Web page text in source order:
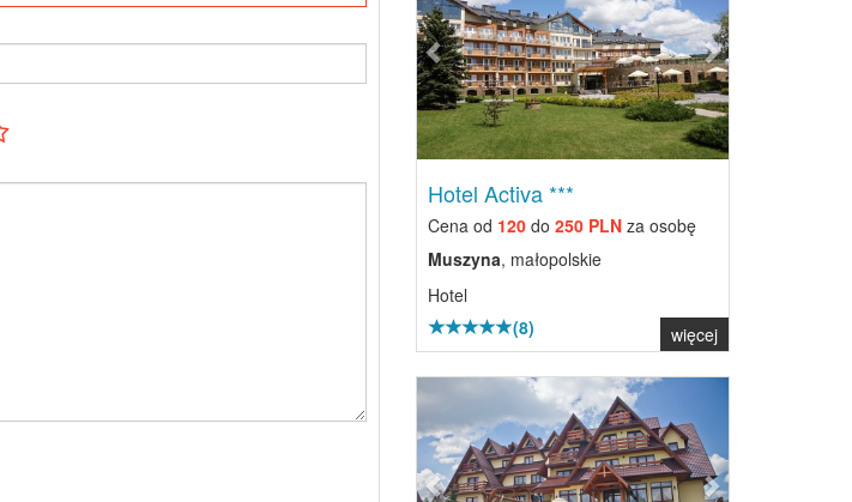
Hotel Activa ***
Cena od 120do 250 PLNza osobę
Muszyna, małopolskie
Hotel
(8)
więcej
Previous